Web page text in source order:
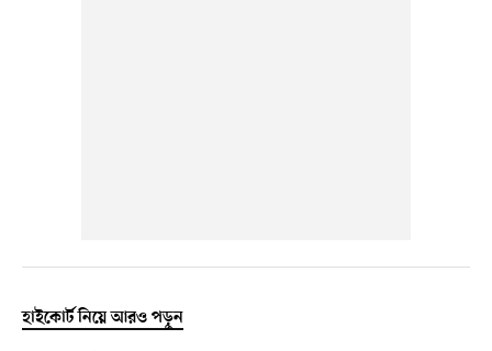
হাইকোর্ট নিয়ে আরও পড়ুন